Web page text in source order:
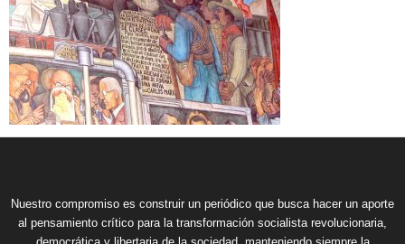
Nuestro compromiso es construir un periódico que busca hacer un aporte
al pensamiento crítico para la transformación socialista revolucionaria,